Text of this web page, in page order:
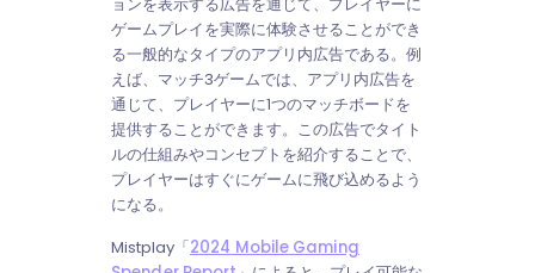
ゲームプレイを実際に体験させることができ
る一般的なタイプのアプリ内広告である。例
えば、マッチ3ゲームでは、アプリ内広告を
通じて、プレイヤーに1つのマッチボードを
提供することができます。この広告でタイト
ルの仕組みやコンセプトを紹介することで、
プレイヤーはすぐにゲームに飛び込めるよう
になる。
Mistplay「2024 Mobile Gaming